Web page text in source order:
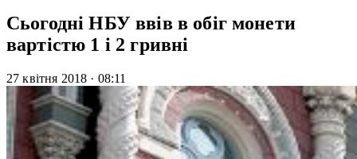
Сьогодні НБУ ввів в обіг монети
вартістю 1 і 2 гривні
27 квітня 2018 · 08:11